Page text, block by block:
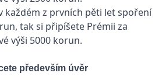
z prvních pěti let spoření
tak si připíšete Prémii za
výši 5000 korun.
především úvěr